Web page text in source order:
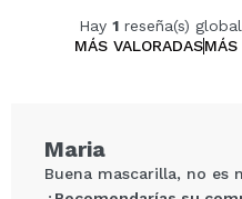
Cruelty free.
Hay 1reseña(s)
MÁS VALORADAS
Maria
Buena mascarilla, no es